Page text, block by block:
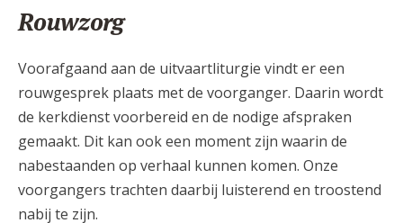
Rouwzorg
Voorafgaand aan de uitvaartliturgie vindt er een
rouwgesprek plaats met de voorganger. Daarin wordt
de kerkdienst voorbereid en de nodige afspraken
gemaakt. Dit kan ook een moment zijn waarin de
nabestaanden op verhaal kunnen komen. Onze
voorgangers trachten daarbij luisterend en troostend
nabij te zijn.